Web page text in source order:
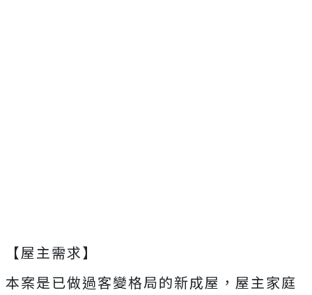
【屋主需求】
本案是已做過客變格局的新成屋，屋主家庭